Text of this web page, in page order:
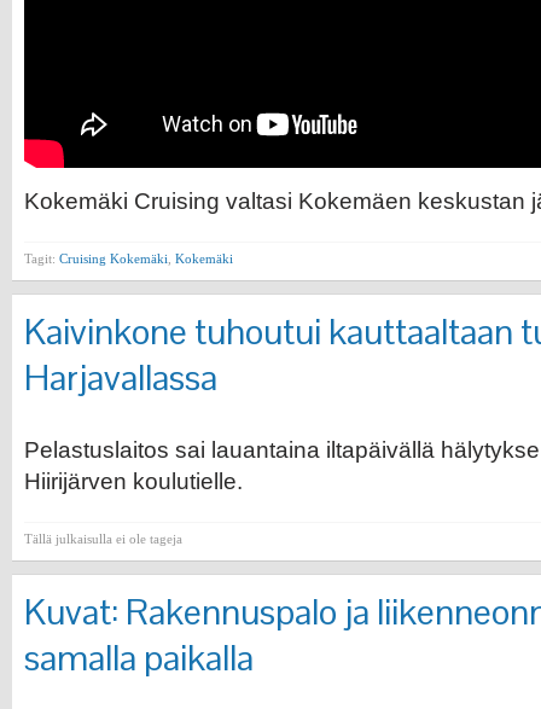
Kokemäki Cruising valtasi Kokemäen keskustan
Tagit: Cruising Kokemäki Kokemäki
Kaivinkone tuhoutui kauttaaltaan
Harjavallassa
Pelastuslaitos sai lauantaina iltapäivällä
Hiirijärven koulutielle.
Tällä julkaisulla ei ole tageja
Kuvat: Rakennuspalo ja
samalla paikalla